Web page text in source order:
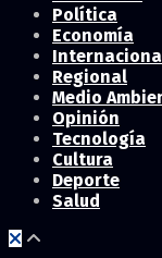
Política
Economía
Regional
Medio
Opinión
Tecnología
Cultura
Deporte
Salud